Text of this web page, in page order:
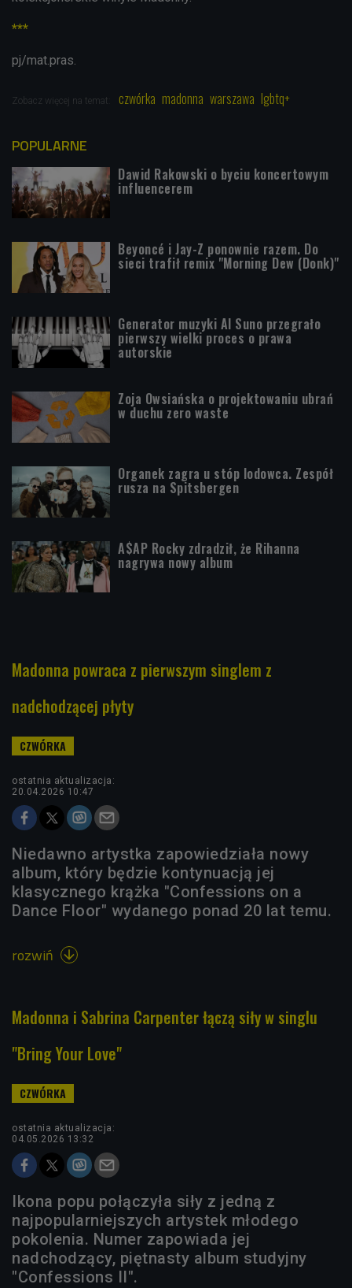
***
pj/mat.pras.
Zobacz więcej na temat: czwórka madonna warszawa lgbtq+
POPULARNE
Dawid Rakowski o byciu koncertowym
influencerem
Beyoncé i Jay-Z ponownie razem. Do
sieci trafił remix "Morning Dew (Donk)"
Generator muzyki AI Suno przegrało
pierwszy wielki proces o prawa
autorskie
Zoja Owsiańska o projektowaniu ubrań
w duchu zero waste
Organek zagra u stóp lodowca. Zespół
rusza na Spitsbergen
A$AP Rocky zdradził, że Rihanna
nagrywa nowy album
Madonna powraca z pierwszym singlem z
nadchodzącej płyty
ostatnia aktualizacja:
20.04.2026 10:47
Niedawno artystka zapowiedziała nowy
album, który będzie kontynuacją jej
klasycznego krążka "Confessions on a
Dance Floor" wydanego ponad 20 lat temu.
rozwiń 
Madonna i Sabrina Carpenter łączą siły w singlu
"Bring Your Love"
ostatnia aktualizacja:
04.05.2026 13:32
Ikona popu połączyła siły z jedną z
najpopularniejszych artystek młodego
pokolenia. Numer zapowiada jej
nadchodzący, piętnasty album studyjny
"Confessions II".